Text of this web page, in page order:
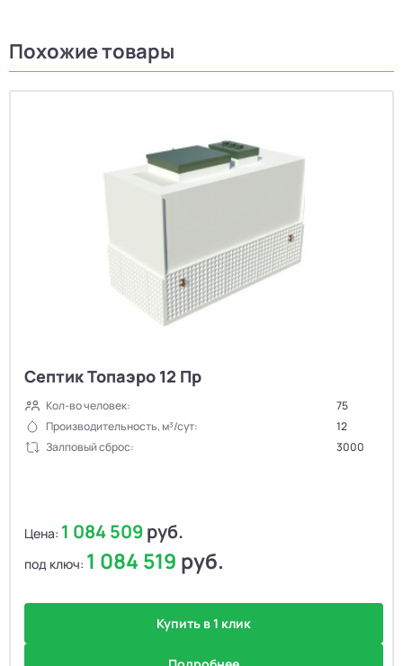
Похожие товары
Септик Топаэро 12 Пр
Кол-во человек:
75
Производительность, м³/сут:
12
Залповый сброс:
3000
Цена: 1 084 509 руб.
под ключ: 1 084 519 руб.
Купить в 1 клик